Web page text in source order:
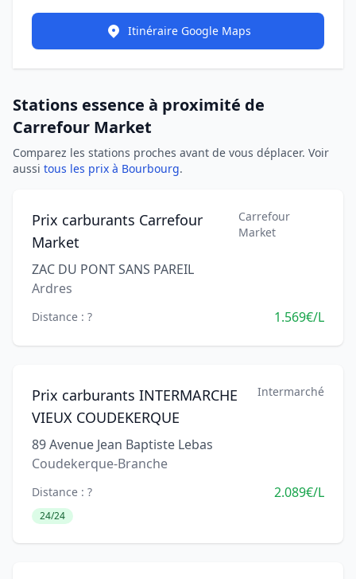
Itinéraire Google Maps
Stations essence à proximité de
Carrefour Market
Comparez les stations proches avant de vous déplacer. Voir
aussi tous les prix à Bourbourg.
Prix carburants Carrefour
Market
Carrefour
Market
ZAC DU PONT SANS PAREIL
Ardres
Distance : ? 1.569€/L
Prix carburants INTERMARCHE
VIEUX COUDEKERQUE
Intermarché
89 Avenue Jean Baptiste Lebas
Coudekerque-Branche
Distance : ? 2.089€/L
24/24